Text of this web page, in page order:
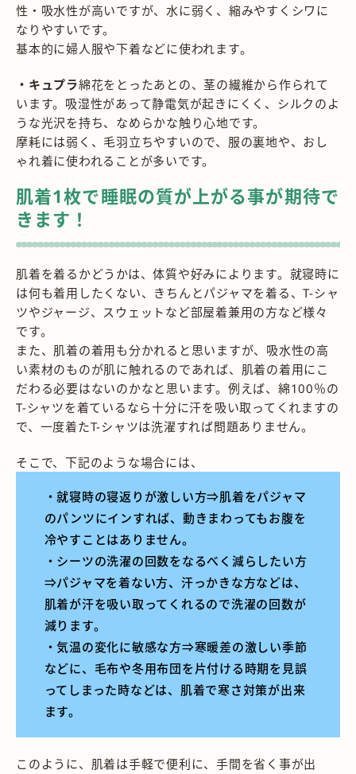
性・吸水性が高いですが、水に弱く、縮みやすくシワに
なりやすいです。
基本的に婦人服や下着などに使われます。
・キュプラ綿花をとったあとの、茎の繊維から作られて
います。吸湿性があって静電気が起きにくく、シルクのよ
うな光沢を持ち、なめらかな触り心地です。
摩耗には弱く、毛羽立ちやすいので、服の裏地や、おし
ゃれ着に使われることが多いです。
肌着1枚で睡眠の質が上がる事が期待で
きます！
肌着を着るかどうかは、体質や好みによります。就寝時に
は何も着用したくない、きちんとパジャマを着る、T-シャ
ツやジャージ、スウェットなど部屋着兼用の方など様々
です。
また、肌着の着用も分かれると思いますが、吸水性の高
い素材のものが肌に触れるのであれば、肌着の着用にこ
だわる必要はないのかなと思います。例えば、綿100％の
T-シャツを着ているなら十分に汗を吸い取ってくれますの
で、一度着たT-シャツは洗濯すれば問題ありません。
そこで、下記のような場合には、
・就寝時の寝返りが激しい方⇒肌着をパジャマ
のパンツにインすれば、動きまわってもお腹を
冷やすことはありません。
・シーツの洗濯の回数をなるべく減らしたい方
⇒パジャマを着ない方、汗っかきな方などは、
肌着が汗を吸い取ってくれるので洗濯の回数が
減ります。
・気温の変化に敏感な方⇒寒暖差の激しい季節
などに、毛布や冬用布団を片付ける時期を見誤
ってしまった時などは、肌着で寒さ対策が出来
ます。
このように、肌着は手軽で便利に、手間を省く事が出